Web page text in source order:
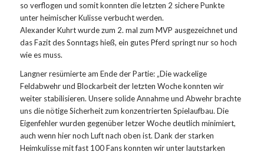
so verflogen und somit konnten die letzten 2 sichere Punkte
unter heimischer Kulisse verbucht werden.
Alexander Kuhrt wurde zum 2. mal zum MVP ausgezeichnet und
das Fazit des Sonntags hieß, ein gutes Pferd springt nur so hoch
wie es muss.
Langner resümierte am Ende der Partie: „Die wackelige
Feldabwehr und Blockarbeit der letzten Woche konnten wir
weiter stabilisieren. Unsere solide Annahme und Abwehr brachte
uns die nötige Sicherheit zum konzentrierten Spielaufbau. Die
Eigenfehler wurden gegenüber letzer Woche deutlich minimiert,
auch wenn hier noch Luft nach oben ist. Dank der starken
Heimkulisse mit fast 100 Fans konnten wir unter lautstarken